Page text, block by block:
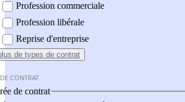
Profession commerciale
Profession libérale
Reprise d'entreprise
de types de contrat
CONTRAT
de contrat